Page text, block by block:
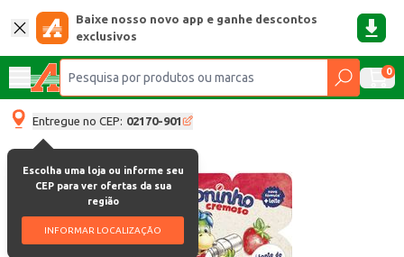
Baixe nosso novo app e ganhe descontos
exclusivos
0
Entregue no CEP: 02170-901
Escolha uma loja ou informe seu
CEP para ver ofertas da sua
região
INFORMAR LOCALIZAÇÃO